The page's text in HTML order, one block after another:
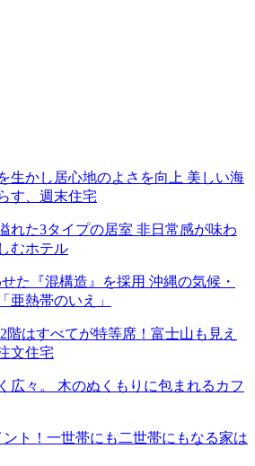
生かし居心地のよさを向上 美しい海
す、週末住宅
れた3タイプの居室 非日常感が味わ
むホテル
た『混構造』を採用 沖縄の気候・
亜熱帯のいえ」
階はすべてが特等席！富士山も見え
文住宅
広々。 木のぬくもりに包まれるカフ
ト！一世帯にも二世帯にもなる家は